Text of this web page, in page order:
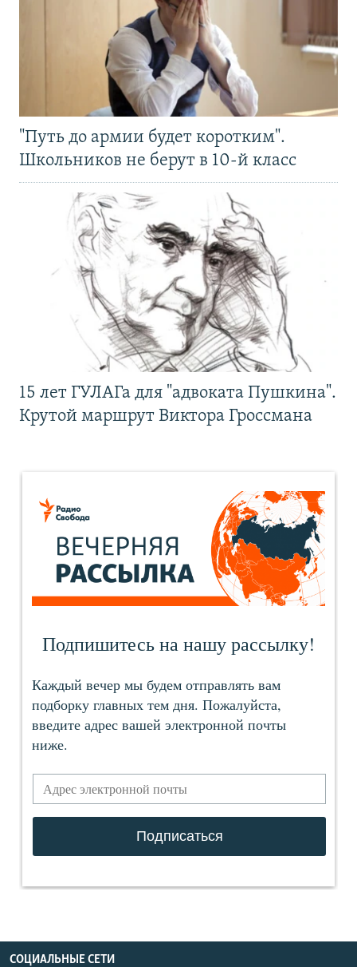
"Путь до армии будет коротким".
Школьников не берут в 10-й класс
15 лет ГУЛАГа для "адвоката Пушкина".
Крутой маршрут Виктора Гроссмана
СОЦИАЛЬНЫЕ СЕТИ